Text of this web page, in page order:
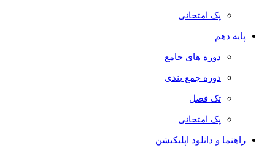
پک امتحانی
پایه دهم
دوره های جامع
دوره جمع بندی
تک فصل
پک امتحانی
راهنما و دانلود اپلیکیشن